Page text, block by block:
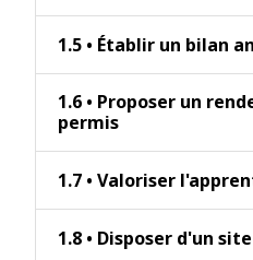
1.5 • Établir un bilan
1.6 • Proposer un
permis
1.7 • Valoriser
1.8 • Disposer d'un